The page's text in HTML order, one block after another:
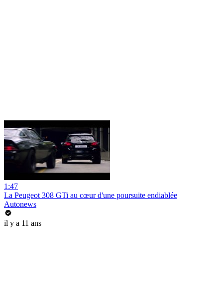
1:47
La Peugeot 308 GTi au cœur d'une poursuite endiablée
Autonews
il y a 11 ans